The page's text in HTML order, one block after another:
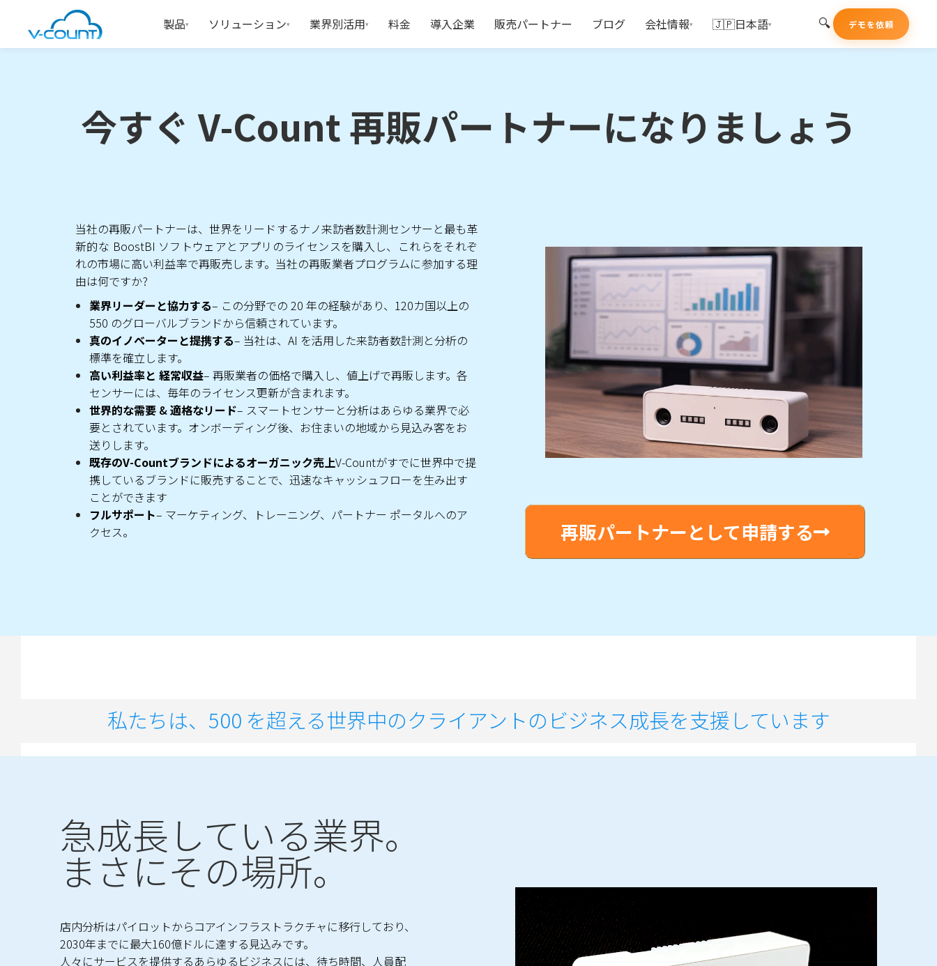
製品▾ ソリューション▾ 業界別活用▾ 料金 導入企業 販売パートナー ブログ 会社情報▾ 🇯🇵日本語▾ 🔍 デモを依頼
今すぐ V-Count 再販パートナーになりましょう
今すぐ V-Count 再販パートナーになりましょう
当社の再販パートナーは、世界をリードするナノ来訪者数計測センサーと最も革
新的な BoostBI ソフトウェアとアプリのライセンスを購入し、これらをそれぞ
れの市場に高い利益率で再販売します。 当社の再販業者プログラムに参加する理
由は何ですか?
業界リーダーと協力する– この分野での 20 年の経験があり、120カ国以上の
550 のグローバルブランドから信頼されています。
真のイノベーターと提携する– 当社は、AI を活用した来訪者数計測と分析の
標準を確立します。
高い利益率と 経常収益– 再販業者の価格で購入し、値上げで再販します。各
センサーには、毎年のライセンス更新が含まれます。
世界的な需要 &適格なリード– スマートセンサーと分析はあらゆる業界で必
要とされています。オンボーディング後、お住まいの地域から見込み客をお
送りします。
既存のV-Countブランドによるオーガニック売上V-Countがすでに世界中で提
携しているブランドに販売することで、迅速なキャッシュフローを生み出す
ことができます
フルサポート– マーケティング、トレーニング、パートナー ポータルへのア
クセス。
再販パートナーとして申請する
私たちは、500 を超える世界中のクライアントのビジネス成長を支援しています
急成長している業界。
まさにその場所。
店内分析はパイロットからコアインフラストラクチャに移行しており、
2030年までに最大160億ドルに達する見込みです。
人々にサービスを提供するあらゆるビジネスには、待ち時間、人員配